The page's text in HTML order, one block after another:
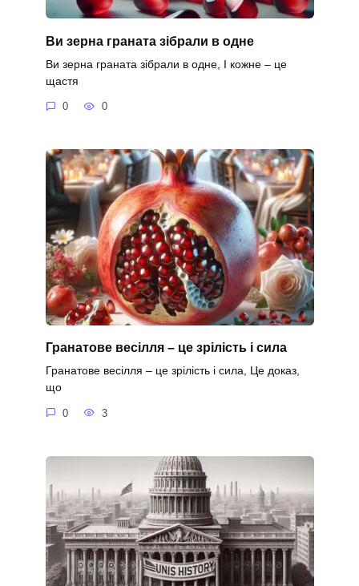
Ви зерна граната зібрали в одне
Ви зерна граната зібрали в одне, І кожне – це
щастя
0 0
Гранатове весілля – це зрілість і сила
Гранатове весілля – це зрілість і сила, Це доказ,
що
0 3